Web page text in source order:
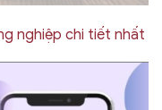
nghiệp chi tiết nhất